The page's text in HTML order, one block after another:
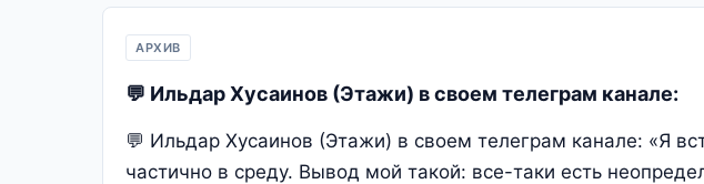
АРХИВ
💬 Ильдар Хусаинов (Этажи) в своем телеграм канале:
💬 Ильдар Хусаинов (Этажи) в своем телеграм канале: «Я
частично в среду. Вывод мой такой: все-таки есть